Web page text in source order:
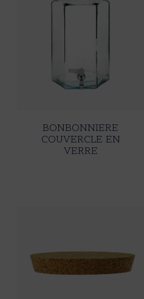
BONBONNIERE
COUVERCLE EN
VERRE